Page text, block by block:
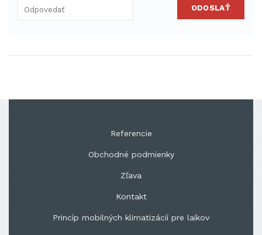
ODOSLAŤ
Referencie
Obchodné podmienky
Zľava
Kontakt
Princíp mobilných klimatizácií pre laikov